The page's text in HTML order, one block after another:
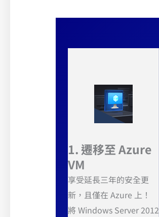
1. 遷移至 Azure
VM
享受延長三年的安全更
新，且僅在 Azure 上！
將 Windows Server 2012